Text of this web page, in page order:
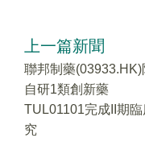
上一篇新聞
聯邦制藥(03933.HK)
自研1類創新藥
TUL01101完成II期
究